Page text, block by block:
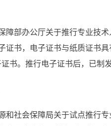
部办公厅关于推行专业技术
证书，电子证书与纸质证书
书。推行电子证书后，已制
社会保障局关于试点推行专